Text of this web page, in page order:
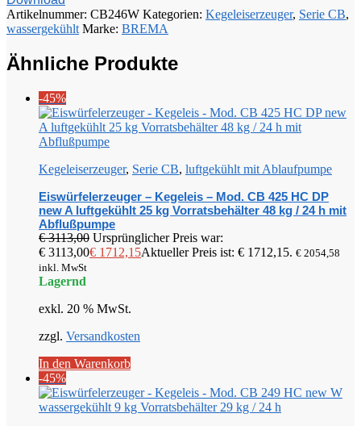
Artikelnummer: CB246W Kategorien: Kegeleiserzeuger, Serie CB,
wassergekühlt Marke: BREMA
Ähnliche Produkte
-45%
Kegeleiserzeuger, Serie CB, luftgekühlt mit Ablaufpumpe
Eiswürfelerzeuger – Kegeleis – Mod. CB 425 HC DP
new A luftgekühlt 25 kg Vorratsbehälter 48 kg / 24 h mit
Abflußpumpe
€3113,00 Ursprünglicher Preis war:
€ 3113,00€ 1712,15Aktueller Preis ist: € 1712,15. € 2054,58
inkl. MwSt
Lagernd
exkl. 20 % MwSt.
zzgl. Versandkosten
In den Warenkorb
-45%